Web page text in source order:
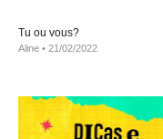
Tu ou vous?
Aline 21/02/2022